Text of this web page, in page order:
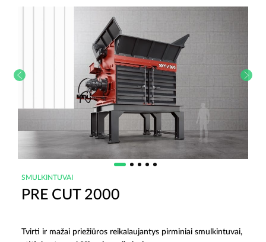
SMULKINTUVAI
PRE CUT 2000
Tvirti ir mažai priežiūros reikalaujantys pirminiai smulkintuvai,